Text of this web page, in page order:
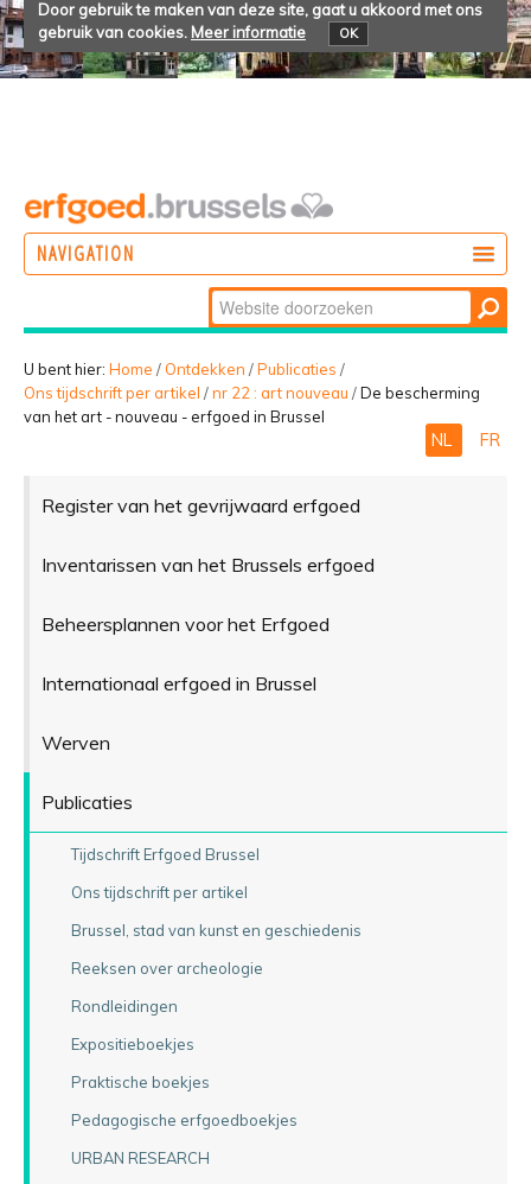
Door gebruik te maken van deze site, gaat u akkoord met ons
gebruik van cookies. Meer informatie OK
NAVIGATION
BELEVEN
Zoek
Geavanceerd
zoeken...
U bent hier: Home / Ontdekken /Publicaties /
Ons tijdschrift per artikel /nr 22 : art nouveau /De bescherming
van het art - nouveau - erfgoed in Brussel
NL FR
Register van het gevrijwaard erfgoed
Inventarissen van het Brussels erfgoed
Beheersplannen voor het Erfgoed
Internationaal erfgoed in Brussel
Werven
Publicaties
Tijdschrift Erfgoed Brussel
Ons tijdschrift per artikel
Brussel, stad van kunst en geschiedenis
Reeksen over archeologie
Rondleidingen
Expositieboekjes
Praktische boekjes
Pedagogische erfgoedboekjes
URBAN RESEARCH